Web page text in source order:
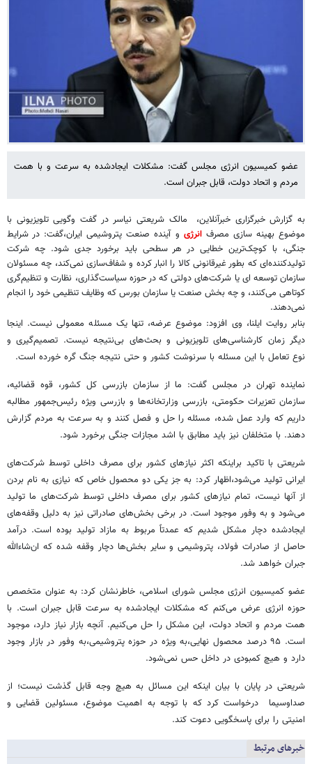
عضو کمیسیون انرژی مجلس گفت: مشکلات ایجادشده به سرعت و با همت
مردم و اتحاد دولت، قابل جبران است.
به گزارش خبرگزاری خبرآنلاین، مالک شریعتی نیاسر در گفت وگویی تلویزیونی با
موضوع بهینه سازی مصرف انرژی و آینده صنعت پتروشیمی ایران،گفت: در شرایط
جنگی، با کوچک‌ترین خطایی در هر سطحی باید برخورد جدی شود. چه شرکت
تولیدکننده‌ای که بطور غیرقانونی کالا را انبار کرده و شفاف‌سازی نمی‌کند، چه مسئولان
سازمان توسعه ای یا شرکت‌های دولتی که در حوزه سیاست‌گذاری، نظارت و تنظیم‌گری
کوتاهی می‌کنند، و چه بخش صنعت یا سازمان بورس که وظایف تنظیمی خود را انجام
نمی‌دهند.
بنابر روایت ایلنا، وی افزود: موضوع عرضه، تنها یک مسئله معمولی نیست. اینجا
دیگر زمان کارشناسی‌های تلویزیونی و بحث‌های بی‌نتیجه نیست. تصمیم‌گیری و
نوع تعامل با این مسئله با سرنوشت کشور و حتی نتیجه جنگ گره خورده است.
نماینده تهران در مجلس گفت: ما از سازمان بازرسی کل کشور، قوه قضائیه،
سازمان تعزیرات حکومتی، بازرسی وزارتخانه‌ها و بازرسی ویژه رئیس‌جمهور مطالبه
داریم که وارد عمل شده، مسئله را حل و فصل کنند و به سرعت به مردم گزارش
دهند. با متخلفان نیز باید مطابق با اشد مجازات جنگی برخورد شود.
شریعتی با تاکید براینکه اکثر نیازهای کشور برای مصرف داخلی توسط شرکت‌های
ایرانی تولید می‌شود،اظهار کرد: به جز یکی دو محصول خاص که نیازی به نام بردن
از آنها نیست، تمام نیازهای کشور برای مصرف داخلی توسط شرکت‌های ما تولید
می‌شود و به وفور موجود است. در برخی بخش‌های صادراتی نیز به دلیل وقفه‌های
ایجادشده دچار مشکل شدیم که عمدتاً مربوط به مازاد تولید بوده است. درآمد
حاصل از صادرات فولاد، پتروشیمی و سایر بخش‌ها دچار وقفه شده که ان‌شاءالله
جبران خواهد شد.
عضو کمیسیون انرژی مجلس شورای اسلامی، خاطرنشان کرد: به عنوان متخصص
حوزه انرژی عرض می‌کنم که مشکلات ایجادشده به سرعت قابل جبران است. با
همت مردم و اتحاد دولت، این مشکل را حل می‌کنیم. آنچه بازار نیاز دارد، موجود
است. ۹۵ درصد محصول نهایی،به ویژه در حوزه پتروشیمی،به وفور در بازار وجود
دارد و هیچ کمبودی در داخل حس نمی‌شود.
شریعتی در پایان با بیان اینکه این مسائل به هیچ وجه قابل گذشت نیست؛ از
صداوسیما درخواست کرد که با توجه به اهمیت موضوع، مسئولین قضایی و
امنیتی را برای پاسخگویی دعوت کند.
خبرهای مرتبط